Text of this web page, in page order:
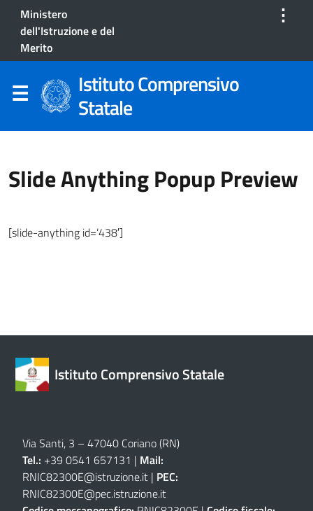
Ministero
dell'Istruzione e del
Merito
⋮
Istituto Comprensivo
Statale
Slide Anything Popup Preview
[slide-anything id=’438′]
Istituto Comprensivo Statale
Via Santi, 3 – 47040 Coriano (RN)
Tel.: +39 0541 657131 | Mail:
RNIC82300E@istruzione.it | PEC:
RNIC82300E@pec.istruzione.it